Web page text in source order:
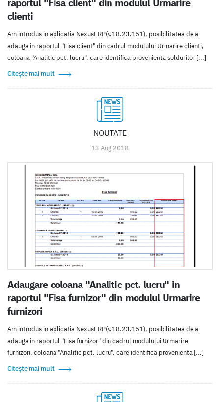
raportul "Fisa client" din modulul Urmarire
clienti
Am introdus in aplicatia NexusERP(v.18.23.151), posibilitatea de a
adauga in raportul "Fisa client" din cadrul modulului Urmarire clienti,
coloana "Analitic pct. lucru", care identifica provenienta soldurilor [...]
Citește mai mult
NOUTATE
13 Aug 2018
Adaugare coloana "Analitic pct. lucru" in
raportul "Fisa furnizor" din modulul Urmarire
furnizori
Am introdus in aplicatia NexusERP(v.18.23.151), posibilitatea de a
adauga in raportul "Fisa furnizor" din cadrul modulului Urmarire
furnizori, coloana "Analitic pct. lucru", care identifica provenienta [...]
Citește mai mult